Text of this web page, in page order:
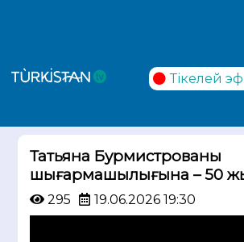
Тікелей
Татьяна Бурмистрованың
шығармашылығына – 50
295 19.06.2026 19:30